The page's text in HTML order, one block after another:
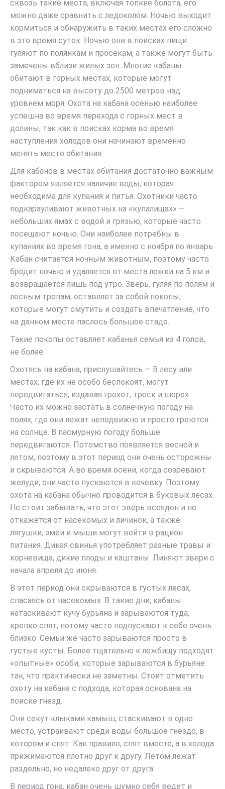
сквозь такие места, включая топкие болота, его
можно даже сравнить с ледоколом. Ночью выходит
кормиться и обнаружить в таких местах его сложно
в это время суток. Ночью они в поисках пищи
гуляют по полянкам и просекам, а также могут быть
замечены вблизи жилых зон. Многие кабаны
обитают в горных местах, которые могут
подниматься на высоту до 2500 метров над
уровнем моря. Охота на кабана осенью наиболее
успешна во время перехода с горных мест в
долины, так как в поисках корма во время
наступления холодов они начинают временно
менять место обитания.
Для кабанов в местах обитания достаточно важным
фактором является наличие воды, которая
необходима для купания и питья. Охотники часто
подкарауливают животных на «купалищах» —
небольших ямах с водой и грязью, которые часто
посещают ночью. Они наиболее потребны в
купаниях во время гона, а именно с ноября по январь.
Кабан считается ночным животным, поэтому часто
бродит ночью и удаляется от места лежки на 5 км и
возвращается лишь под утро. Зверь, гуляя по полям и
лесным тропам, оставляет за собой покопы,
которые могут смутить и создать впечатление, что
на данном месте паслось большое стадо.
Такие покопы оставляет кабанья семья из 4 голов,
не более.
Охотясь на кабана, прислушайтесь — В лесу или
местах, где их не особо беспокоят, могут
передвигаться, издавая грохот, треск и шорох.
Часто их можно застать в солнечную погоду на
полях, где они лежат неподвижно и просто греются
на солнце. В пасмурную погоду больше
передвигаются. Потомство появляется весной и
летом, поэтому в этот период они очень осторожны
и скрываются. А во время осени, когда созревают
желуди, они часто пускаются в кочевку. Поэтому
охота на кабана обычно проводится в буковых лесах.
Не стоит забывать, что этот зверь всеяден и не
откажется от насекомых и личинок, а также
лягушки, змеи и мыши могут войти в рацион
питания. Дикая свинья употребляет разные травы и
корневища, дикие плоды и каштаны. Линяют звери с
начала апреля до июня.
В этот период они скрываются в густых лесах,
спасаясь от насекомых. В такие дни, кабаны
натаскивают кучу бурьяна и зарываются туда,
крепко спят, потому часто подпускают к себе очень
близко. Семьи же часто зарываются просто в
густые кусты. Более тщательно к лежбищу подходят
«опытные» особи, которые зарываются в бурьяне
так, что практически не заметны. Стоит отметить
охоту на кабана с подхода, которая основана на
поиске гнезд.
Они секут клыками камыш, стаскивают в одно
место, устраивают среди воды большое гнездо, в
котором и спят. Как правило, спят вместе, а в холода
прижимаются плотно друг к другу. Летом лежат
раздельно, но недалеко друг от друга.
В период гона, кабан очень шумно себя ведет и